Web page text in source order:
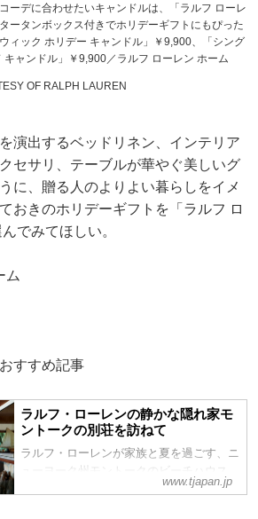
ーデに合わせたいキャンドルは、「ラルフ ローレ
ータンボックス付きでホリデーギフトにもぴった
ィック ホリデー キャンドル」￥9,900、「シング
キャンドル」￥9,900／ラルフ ローレン ホーム
OF RALPH LAUREN
演出するベッドリネン、インテリア
セサリ、テーブルが華やぐ美しいグ
、贈る人のよりよい暮らしをイメ
おきのホリデーギフトを「ラルフ ロ
でみてほしい。
ム
すすめ記事
ラルフ・ローレンの静かな隠れ家モ
ントークの別荘を訪ねて
ラルフ・ローレンが家族と夏を過ごす、ニ
ューヨーク州モントークのビーチハウス。
世界的デザイナーが心から寛ぎ、愛するも
www.tjapan.jp